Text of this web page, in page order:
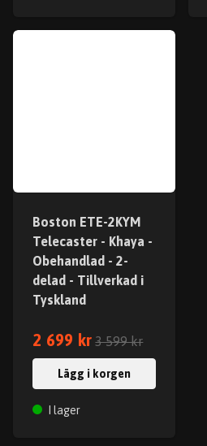
Boston ETE-2KYM
Telecaster - Khaya -
Obehandlad - 2-
delad - Tillverkad i
Tyskland
2 699 kr 3 599 kr
Lägg i korgen
I lager